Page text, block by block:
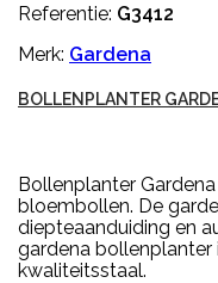
Referentie: G3412
Merk: Gardena
BOLLENPLANTER
Bollenplanter
bloembollen. De
diepteaanduiding en
gardena
kwaliteitsstaal.